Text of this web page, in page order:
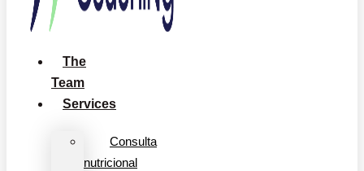
The
Team
Services
Consulta
nutricional